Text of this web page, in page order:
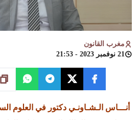
مغرب القانون
21 نوفمبر 2023 - 21:53
أنـــاس الـشـاونـي دكتور في العلوم